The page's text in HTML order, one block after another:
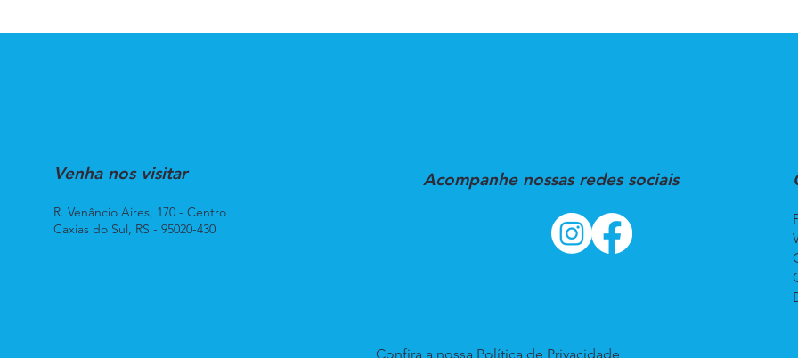
Venha nos visitar
R. Venâncio Aires, 170 - Centro
Caxias do Sul, RS - 95020-430
Acompanhe nossas redes sociais
Confira a nossa Política de Privacidade